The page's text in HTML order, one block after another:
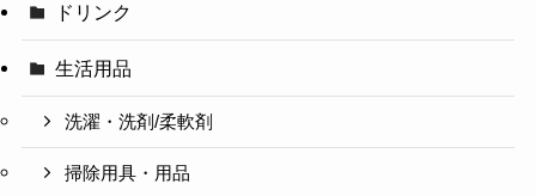
ドリンク
生活用品
洗濯・洗剤/柔軟剤
掃除用具・用品